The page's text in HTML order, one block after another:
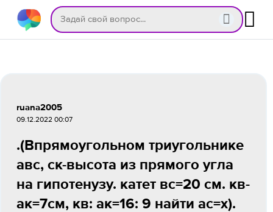
ruana2005
09.12.2022 00:07
.(Впрямоугольном триугольнике
авс, ск-высота из прямого угла
на гипотенузу. катет вс=20 см. кв-
ак=7см, кв: ак=16: 9 найти ас=х).